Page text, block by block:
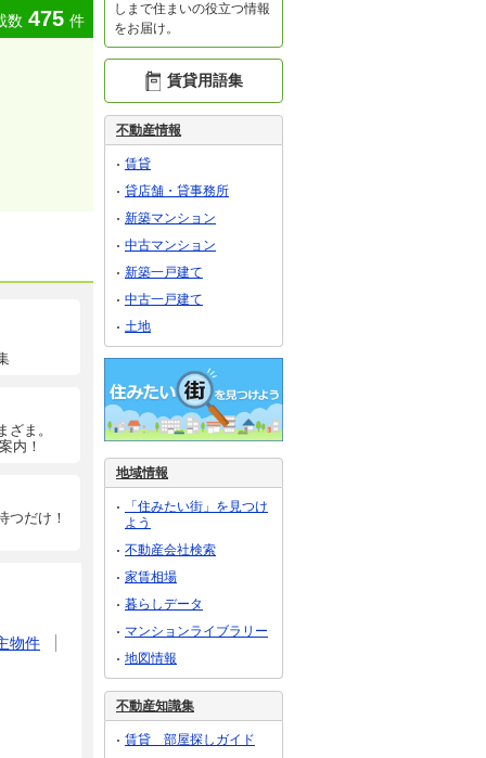
数 475 件
ま。
内！
つだけ！
物件
しまで住まいの役立つ情報
をお届け。
賃貸用語集
不動産情報
賃貸
貸店舗・貸事務所
新築マンション
中古マンション
新築一戸建て
中古一戸建て
土地
地域情報
「住みたい街」を見つけ
よう
不動産会社検索
家賃相場
暮らしデータ
マンションライブラリー
地図情報
不動産知識集
賃貸 部屋探しガイド